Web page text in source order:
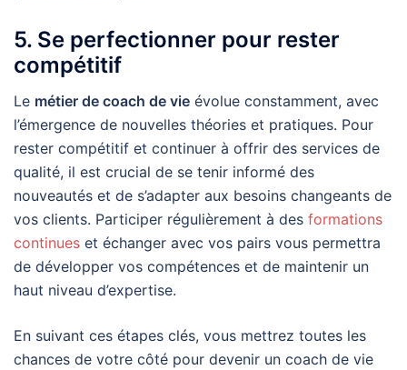
5. Se perfectionner pour rester
compétitif
Le métier de coach de vie évolue constamment, avec
l’émergence de nouvelles théories et pratiques. Pour
rester compétitif et continuer à offrir des services de
qualité, il est crucial de se tenir informé des
nouveautés et de s’adapter aux besoins changeants de
vos clients. Participer régulièrement à des formations
continues et échanger avec vos pairs vous permettra
de développer vos compétences et de maintenir un
haut niveau d’expertise.
En suivant ces étapes clés, vous mettrez toutes les
chances de votre côté pour devenir un coach de vie